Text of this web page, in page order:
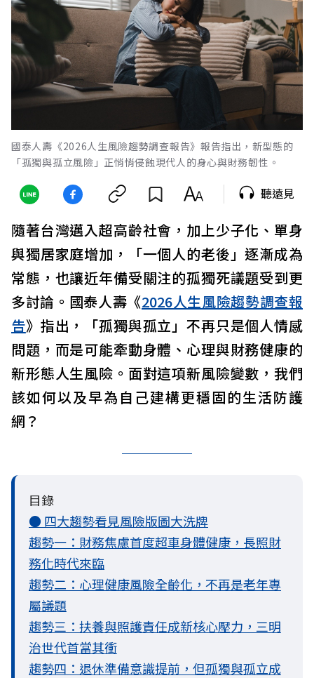
國泰人壽《2026人生風險趨勢調查報告》報告指出，新型態的
「孤獨與孤立風險」正悄悄侵蝕現代人的身心與財務韌性。
聽遠見
隨著台灣邁入超高齡社會，加上少子化、單身
與獨居家庭增加，「一個人的老後」逐漸成為
常態，也讓近年備受關注的孤獨死議題受到更
多討論。國泰人壽《2026人生風險趨勢調查報
告》指出，「孤獨與孤立」不再只是個人情感
問題，而是可能牽動身體、心理與財務健康的
新形態人生風險。面對這項新風險變數，我們
該如何以及早為自己建構更穩固的生活防護
網？
目錄
● 四大趨勢看見風險版圖大洗牌
趨勢一：財務焦慮首度超車身體健康，長照財
務化時代來臨
趨勢二：心理健康風險全齡化，不再是老年專
屬議題
趨勢三：扶養與照護責任成新核心壓力，三明
治世代首當其衝
趨勢四：退休準備意識提前，但孤獨與孤立成